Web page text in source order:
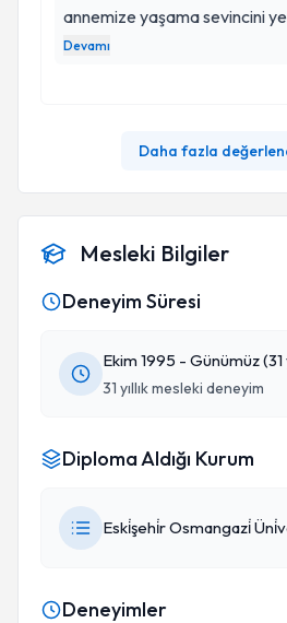
annemize yaşama sevincini
şimdi Aile olarak çok huzurlu
Devamı
Daha fazla
Mesleki Bilgiler
Deneyim Süresi
Ekim 1995 - Günümüz (31
31 yıllık mesleki deneyim
Diploma Aldığı Kurum
Eski̇şehi̇r Osmangazi̇
Deneyimler